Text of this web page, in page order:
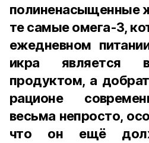
полиненасыщенные
те самые омега-3,
ежедневном
икра является
продуктом, а
рационе
весьма непросто,
что он ещё